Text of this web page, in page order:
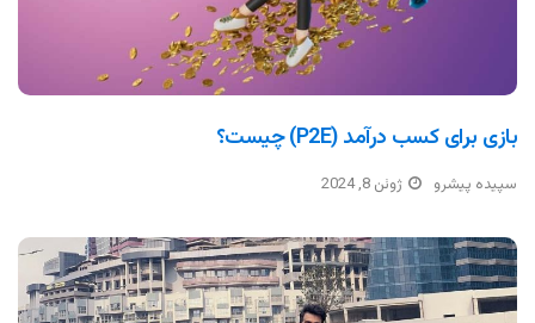
بازی برای کسب درآمد (P2E) چیست؟
سپیده پیشرو ژوئن 8, 2024